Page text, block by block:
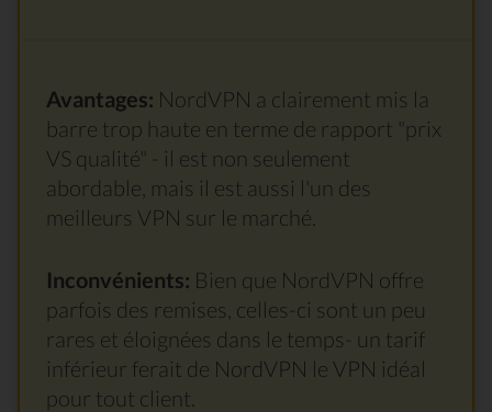
Avantages: NordVPN a clairement mis la
barre trop haute en terme de rapport "prix
VS qualité" - il est non seulement
abordable, mais il est aussi l'un des
meilleurs VPN sur le marché.
Inconvénients: Bien que NordVPN offre
parfois des remises, celles-ci sont un peu
rares et éloignées dans le temps- un tarif
inférieur ferait de NordVPN le VPN idéal
pour tout client.